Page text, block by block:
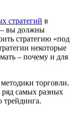
стратегий в
– вы должны
стратегию «под
некоторые
– почему и для
торговли.
ряд самых разных
трейдинга.